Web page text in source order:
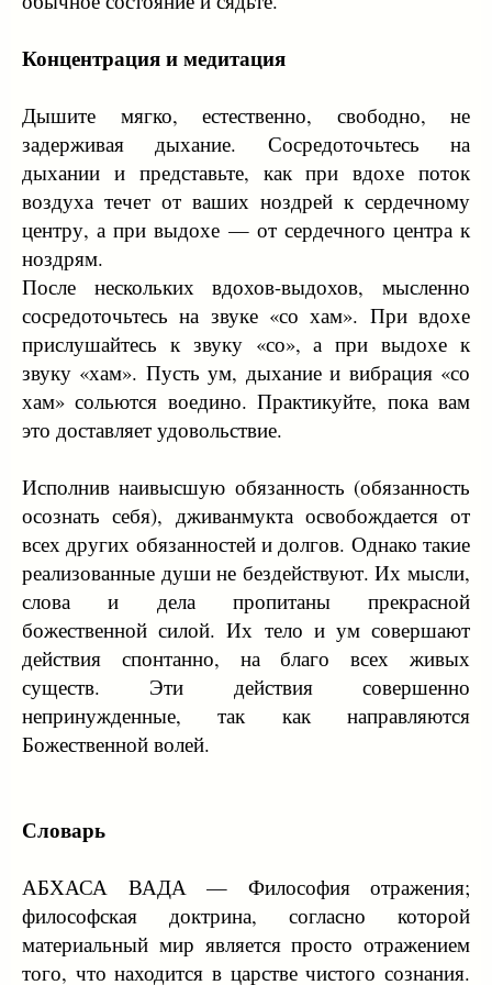
Концентрация и медитация
Дышите мягко, естественно, свободно, не
задерживая дыхание. Сосредоточьтесь на
дыхании и представьте, как при вдохе поток
воздуха течет от ваших ноздрей к сердечному
центру, а при выдохе — от сердечного центра к
ноздрям.
После нескольких вдохов-выдохов, мысленно
сосредоточьтесь на звуке «со хам». При вдохе
прислушайтесь к звуку «со», а при выдохе к
звуку «хам». Пусть ум, дыхание и вибрация «со
хам» сольются воедино. Практикуйте, пока вам
это доставляет удовольствие.
Исполнив наивысшую обязанность (обязанность
осознать себя), дживанмукта освобождается от
всех других обязанностей и долгов. Однако такие
реализованные души не бездействуют. Их мысли,
слова и дела пропитаны прекрасной
божественной силой. Их тело и ум совершают
действия спонтанно, на благо всех живых
существ. Эти действия совершенно
непринужденные, так как направляются
Божественной волей.
Словарь
АБХАСА ВАДА — Философия отражения;
философская доктрина, согласно которой
материальный мир является просто отражением
того, что находится в царстве чистого сознания.